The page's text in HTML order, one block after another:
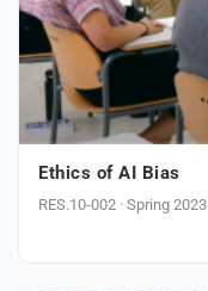
Ethics of AI Bias
RES.10-002 · Spring 2023